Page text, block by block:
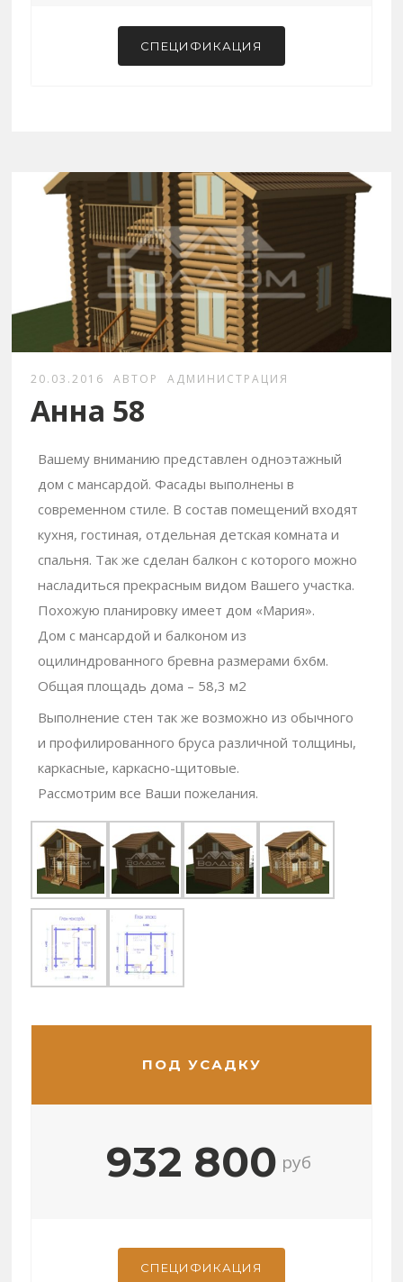
СПЕЦИФИКАЦИЯ
20.03.2016 АВТОР АДМИНИСТРАЦИЯ
Анна 58
Вашему вниманию представлен одноэтажный
дом с мансардой. Фасады выполнены в
современном стиле. В состав помещений входят
кухня, гостиная, отдельная детская комната и
спальня. Так же сделан балкон с которого можно
насладиться прекрасным видом Вашего участка.
Похожую планировку имеет дом «Мария».
Дом с мансардой и балконом из
оцилиндрованного бревна размерами 6х6м.
Общая площадь дома – 58,3 м2
Выполнение стен так же возможно из обычного
и профилированного бруса различной толщины,
каркасные, каркасно-щитовые.
Рассмотрим все Ваши пожелания.
ПОД УСАДКУ
932 800 руб
СПЕЦИФИКАЦИЯ